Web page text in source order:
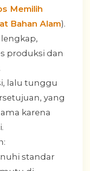
Memilih
Bahan Alam).
produksi dan
lalu tunggu
yang
karena
standar